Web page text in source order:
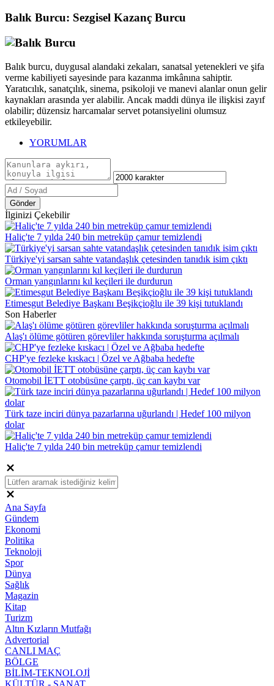
Balık Burcu: Sezgisel Kazanç Burcu
Balık burcu, duygusal alandaki zekaları, sanatsal yetenekleri ve şifa
verme kabiliyeti sayesinde para kazanma imkânına sahiptir.
Yaratıcılık, sanatçılık, sinema, psikoloji ve manevi alanlar onun gelir
kaynakları arasında yer alabilir. Ancak maddi dünya ile ilişkisi zayıf
olabilir; düzensiz harcamalar servet potansiyelini olumsuz
etkileyebilir.
YORUMLAR
Gönder
İlginizi Çekebilir
Haliç'te 7 yılda 240 bin metreküp çamur temizlendi
Türkiye'yi sarsan sahte vatandaşlık çetesinden tanıdık isim çıktı
Orman yangınlarını kıl keçileri ile durdurun
Etimesgut Belediye Başkanı Beşikçioğlu ile 39 kişi tutuklandı
Son Haberler
Alaş'ı ölüme götüren görevliler hakkında soruşturma açılmalı
CHP'ye fezleke kıskacı | Özel ve Ağbaba hedefte
Otomobil İETT otobüsüne çarptı, üç can kaybı var
Türk taze inciri dünya pazarlarına uğurlandı | Hedef 100 milyon
dolar
Haliç'te 7 yılda 240 bin metreküp çamur temizlendi
Ana Sayfa
Gündem
Ekonomi
Politika
Teknoloji
Spor
Dünya
Sağlık
Magazin
Kitap
Turizm
Altın Kızların Mutfağı
Advertorial
CANLI MAÇ
BÖLGE
BİLİM-TEKNOLOJİ
KÜLTÜR - SANAT